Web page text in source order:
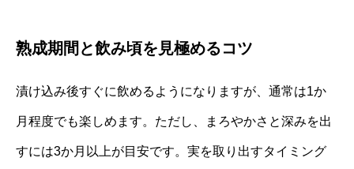
熟成期間と飲み頃を見極めるコツ
漬け込み後すぐに飲めるようになりますが、通常は1か
月程度でも楽しめます。ただし、まろやかさと深みを出
すには3か月以上が目安です。実を取り出すタイミング